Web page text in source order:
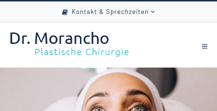
Kontakt & Sprechzeiten